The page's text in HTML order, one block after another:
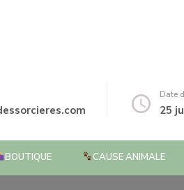
Date
25
BOUTIQUE CAUSE ANIMALE